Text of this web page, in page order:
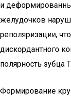
и
желудочков
реполяризации,
дискордантного
полярность зубца
Формирование